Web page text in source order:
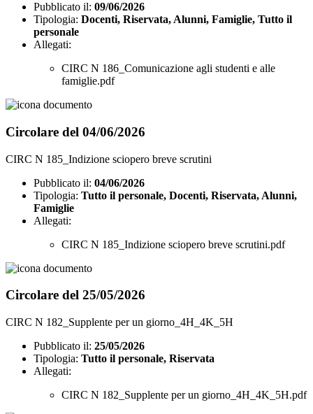
Pubblicato il: 09/06/2026
Tipologia: Docenti, Riservata, Alunni, Famiglie, Tutto il
personale
Allegati:
CIRC N 186_Comunicazione agli studenti e alle
famiglie.pdf
Circolare del 04/06/2026
CIRC N 185_Indizione sciopero breve scrutini
Pubblicato il: 04/06/2026
Tipologia: Tutto il personale, Docenti, Riservata, Alunni,
Famiglie
Allegati:
CIRC N 185_Indizione sciopero breve scrutini.pdf
Circolare del 25/05/2026
CIRC N 182_Supplente per un giorno_4H_4K_5H
Pubblicato il: 25/05/2026
Tipologia: Tutto il personale, Riservata
Allegati:
CIRC N 182_Supplente per un giorno_4H_4K_5H.pdf